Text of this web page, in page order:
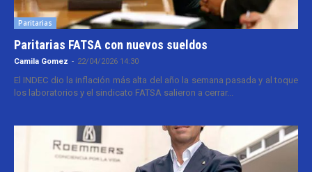
Paritarias
Paritarias FATSA con nuevos sueldos
Camila Gomez - 22/04/2026 14:30
El INDEC dio la inflación más alta del año la semana pasada y al toque
los laboratorios y el sindicato FATSA salieron a cerrar...